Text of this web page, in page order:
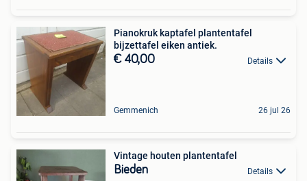
Pianokruk kaptafel plantentafel
bijzettafel eiken antiek.
€ 40,00 Details
Gemmenich 26 jul 26
Vintage houten plantentafel
Bieden Details